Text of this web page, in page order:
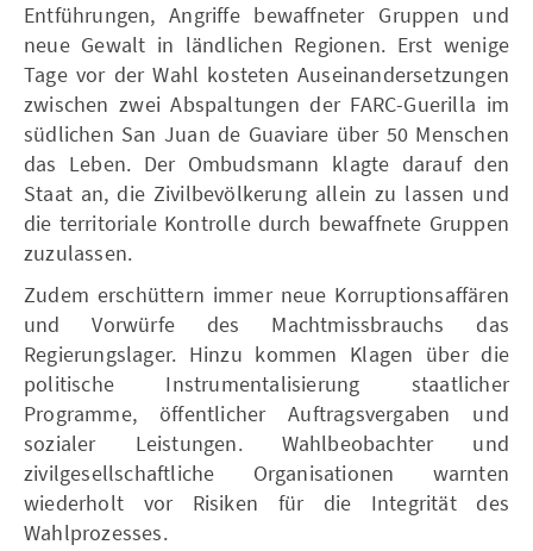
Entführungen, Angriffe bewaffneter Gruppen und
neue Gewalt in ländlichen Regionen. Erst wenige
Tage vor der Wahl kosteten Auseinandersetzungen
zwischen zwei Abspaltungen der FARC-Guerilla im
südlichen San Juan de Guaviare über 50 Menschen
das Leben. Der Ombudsmann klagte darauf den
Staat an, die Zivilbevölkerung allein zu lassen und
die territoriale Kontrolle durch bewaffnete Gruppen
zuzulassen.
Zudem erschüttern immer neue Korruptionsaffären
und Vorwürfe des Machtmissbrauchs das
Regierungslager. Hinzu kommen Klagen über die
politische Instrumentalisierung staatlicher
Programme, öffentlicher Auftragsvergaben und
sozialer Leistungen. Wahlbeobachter und
zivilgesellschaftliche Organisationen warnten
wiederholt vor Risiken für die Integrität des
Wahlprozesses.